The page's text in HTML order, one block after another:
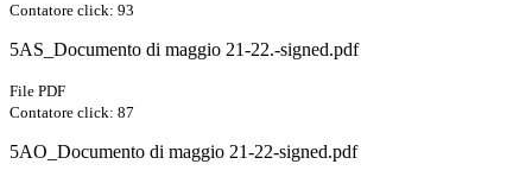
Contatore click: 93
5AS_Documento di maggio 21-22.-signed.pdf
File PDF
Contatore click: 87
5AO_Documento di maggio 21-22-signed.pdf